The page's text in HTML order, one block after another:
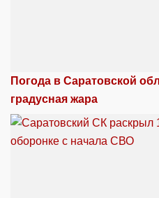
Погода в Саратовской
градусная жара